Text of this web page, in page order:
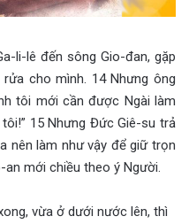
li-lê đến sông Gio-đan, gặp
cho mình. 14 Nhưng ông
tôi mới cần được Ngài làm
15 Nhưng Đức Giê-su trả
nên làm như vậy để giữ trọn
mới chiều theo ý Người.
vừa ở dưới nước lên, thì